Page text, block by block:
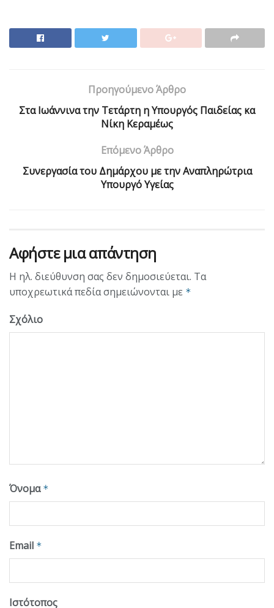
Προηγούμενο Άρθρο
Στα Ιωάννινα την Τετάρτη η Υπουργός Παιδείας κα
Νίκη Κεραμέως
Επόμενο Άρθρο
Συνεργασία του Δημάρχου με την Αναπληρώτρια
Υπουργό Υγείας
Αφήστε μια απάντηση
Η ηλ. διεύθυνση σας δεν δημοσιεύεται. Τα
υποχρεωτικά πεδία σημειώνονται με *
Σχόλιο
Όνομα *
Email *
Ιστότοπος